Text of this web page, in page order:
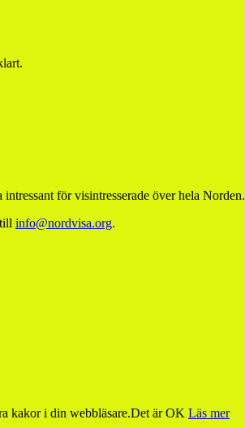
för visintresserade över hela Norden.
info@nordvisa.org.
kakor i din webbläsare.Det är OK Läs mer